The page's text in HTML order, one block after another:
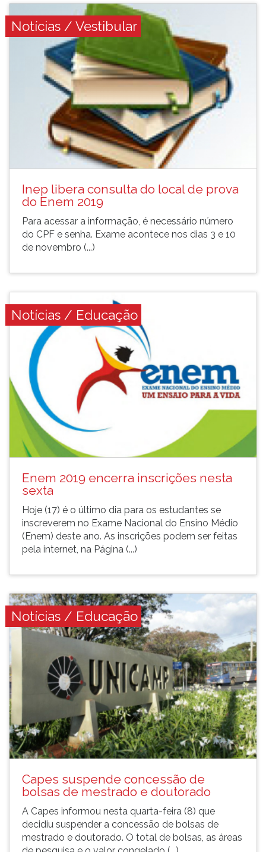
Notícias / Vestibular
Inep libera consulta do local de prova
do Enem 2019
Para acessar a informação, é necessário número
do CPF e senha. Exame acontece nos dias 3 e 10
de novembro (...)
Notícias / Educação
Enem 2019 encerra inscrições nesta
sexta
Hoje (17) é o último dia para os estudantes se
inscreverem no Exame Nacional do Ensino Médio
(Enem) deste ano. As inscrições podem ser feitas
pela internet, na Página (...)
Notícias / Educação
Capes suspende concessão de
bolsas de mestrado e doutorado
A Capes informou nesta quarta-feira (8) que
decidiu suspender a concessão de bolsas de
mestrado e doutorado. O total de bolsas, as áreas